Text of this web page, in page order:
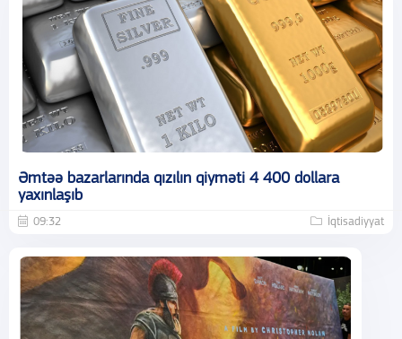
Əmtəə bazarlarında qızılın qiyməti 4 400 dollara
yaxınlaşıb
09:32 İqtisadiyyat